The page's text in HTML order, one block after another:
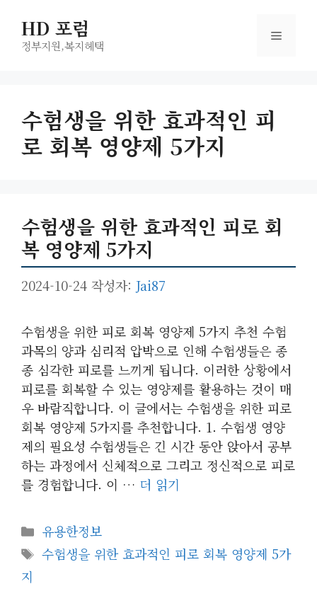
HD 포럼
정부지원,복지헤택
메
수험생을 위한 효과적인 피
로 회복 영양제 5가지
수험생을 위한 효과적인 피로 회
복 영양제 5가지
2024-10-24 작성자: Jai87
수험생을 위한 피로 회복 영양제 5가지 추천 수험
과목의 양과 심리적 압박으로 인해 수험생들은 종
종 심각한 피로를 느끼게 됩니다. 이러한 상황에서
피로를 회복할 수 있는 영양제를 활용하는 것이 매
우 바람직합니다. 이 글에서는 수험생을 위한 피로
회복 영양제 5가지를 추천합니다. 1. 수험생 영양
제의 필요성 수험생들은 긴 시간 동안 앉아서 공부
하는 과정에서 신체적으로 그리고 정신적으로 피로
를 경험합니다. 이 … 더 읽기
카
테
고
유용한정보
태
수험생을 위한 효과적인 피로 회복 영양제 5가
지